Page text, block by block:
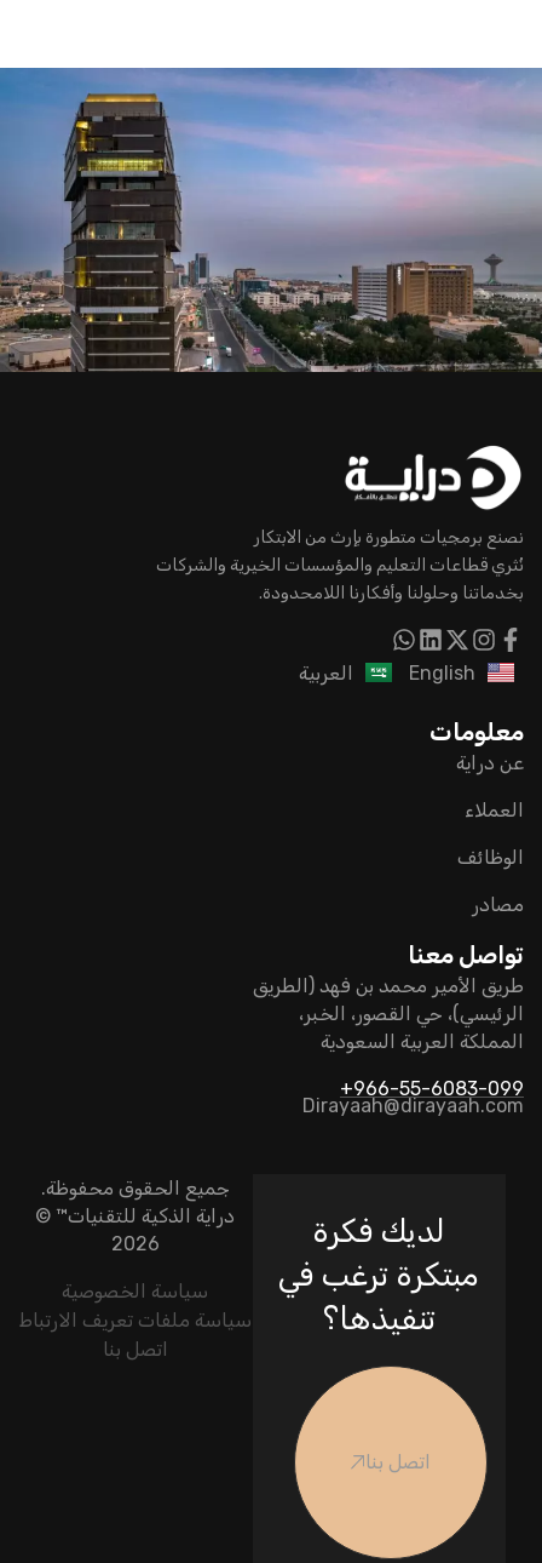
نصنع برمجيات متطورة بإرث من الابتكار
نُثري قطاعات التعليم والمؤسسات الخيرية والشركات
بخدماتنا وحلولنا وأفكارنا اللامحدودة.
English العربية
معلومات
عن دراية
العملاء
الوظائف
مصادر
تواصل معنا
طريق الأمير محمد بن فهد (الطريق
الرئيسي)، حي القصور، الخبر،
المملكة العربية السعودية
966-55-6083-099+
Dirayaah@dirayaah.com
جميع الحقوق محفوظة.
دراية الذكية للتقنيات™ ©
2026
سياسة الخصوصية
سياسة ملفات تعريف الارتباط
اتصل بنا
لديك فكرة
مبتكرة ترغب في
تنفيذها؟
اتصل بنا